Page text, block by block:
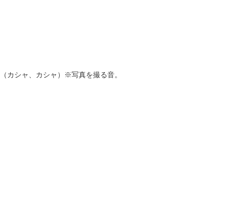
（カシャ、カシャ）※写真を撮る音。